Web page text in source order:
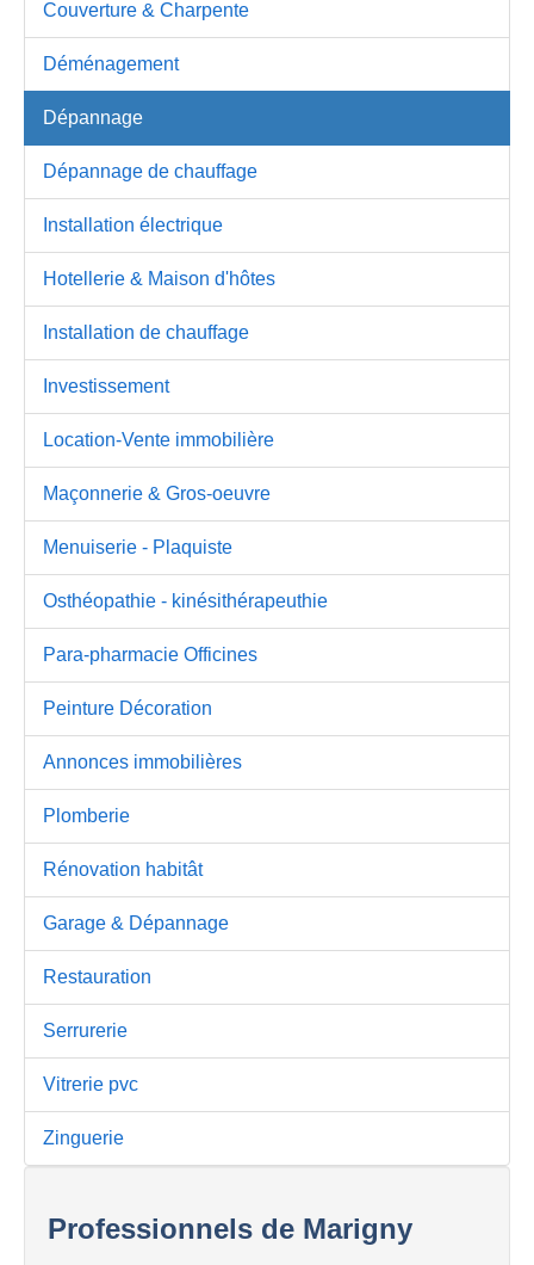
Couverture & Charpente
Déménagement
Dépannage
Dépannage de chauffage
Installation électrique
Hotellerie & Maison d'hôtes
Installation de chauffage
Investissement
Location-Vente immobilière
Maçonnerie & Gros-oeuvre
Menuiserie - Plaquiste
Osthéopathie - kinésithérapeuthie
Para-pharmacie Officines
Peinture Décoration
Annonces immobilières
Plomberie
Rénovation habitât
Garage & Dépannage
Restauration
Serrurerie
Vitrerie pvc
Zinguerie
Professionnels de Marigny